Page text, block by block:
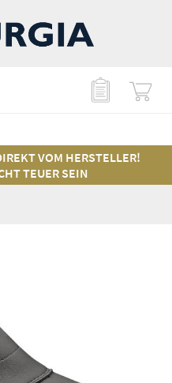
VOM HERSTELLER!
TEUER SEIN